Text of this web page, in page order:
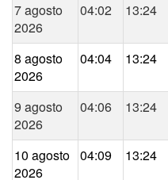
7 agosto
2026
04:02 13:24
8 agosto
2026
04:04 13:24
9 agosto
2026
04:06 13:24
10 agosto
2026
04:09 13:24